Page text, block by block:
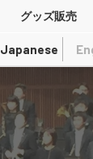
グッズ販売
Japanese